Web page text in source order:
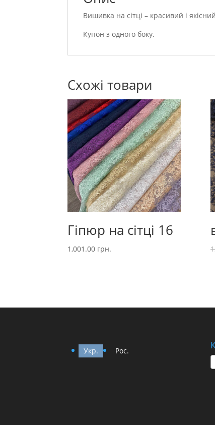
Вишивка на сітці – красивий і
Купон з одного боку.
Схожі товари
Гіпюр на сітці 16
1,001.00 грн.
Укр. Рос.